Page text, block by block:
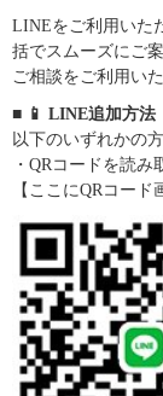
LINEをご利用いた
括でスムーズにご
ご相談をご利用い
■ 📱 LINE追加方法
以下のいずれかの
・QRコードを読み
【ここにQRコード